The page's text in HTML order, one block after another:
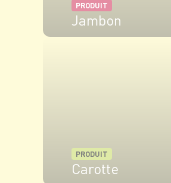
PRODUIT
Jambon
PRODUIT
Carotte